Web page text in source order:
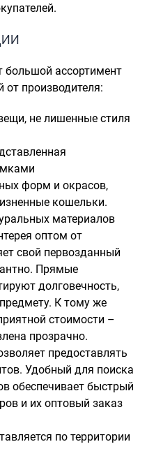
большой ассортимент
от производителя:
не лишенные стиля
форм и окрасов,
кошельки.
материалов
оптом от
свой первозданный
Прямые
долговечность,
К тому же
стоимости –
прозрачно.
предоставлять
Удобный для поиска
обеспечивает быстрый
и их оптовый заказ
по территории